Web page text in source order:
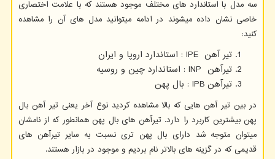
سه مدل با استاندارد های مختلف موجود هستند که با علامت اختصاری
خاصی نشان داده میشوند در ادامه میتوانید مدل های آن را مشاهده
کنید:
تیر آهن IPE : استاندارد اروپا و ایران
تیرآهن INP : استاندارد چین و روسیه
تیرآهن IPB : بال پهن
در بین تیر آهن هایی که بالا مشاهده کردید نوع آخر یعنی تیر آهن بال
پهن بیشترین کاربرد را دارد. تیرآهن های بال پهن همانطور که از نامشان
میتوان متوجه شد دارای بال پهن تری نسبت به سایر تیرآهن های
قدیمی که در گزینه های بالاتر نام بردیم و موجود در بازار هستند.